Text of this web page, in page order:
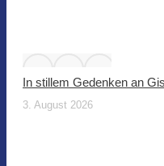
In stillem Gedenken an
3. August 2026